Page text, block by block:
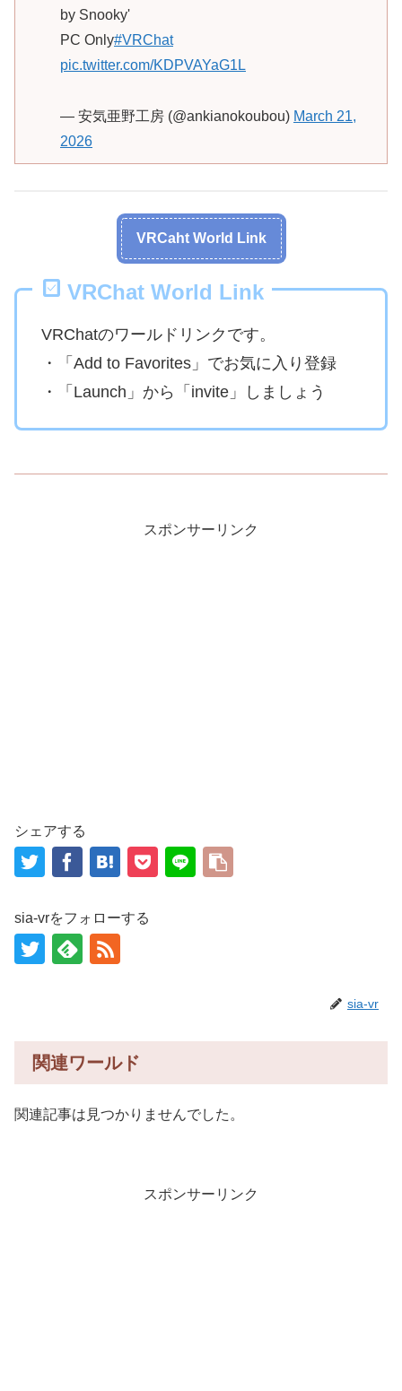
by Snooky'
PC Only#VRChat
pic.twitter.com/KDPVAYaG1L
— 安気亜野工房 (@ankianokoubou) March 21,
2026
VRCaht World Link
VRChat World Link
VRChatのワールドリンクです。
・「Add to Favorites」でお気に入り登録
・「Launch」から「invite」しましょう
スポンサーリンク
シェアする
sia-vrをフォローする
sia-vr
関連ワールド
関連記事は見つかりませんでした。
スポンサーリンク